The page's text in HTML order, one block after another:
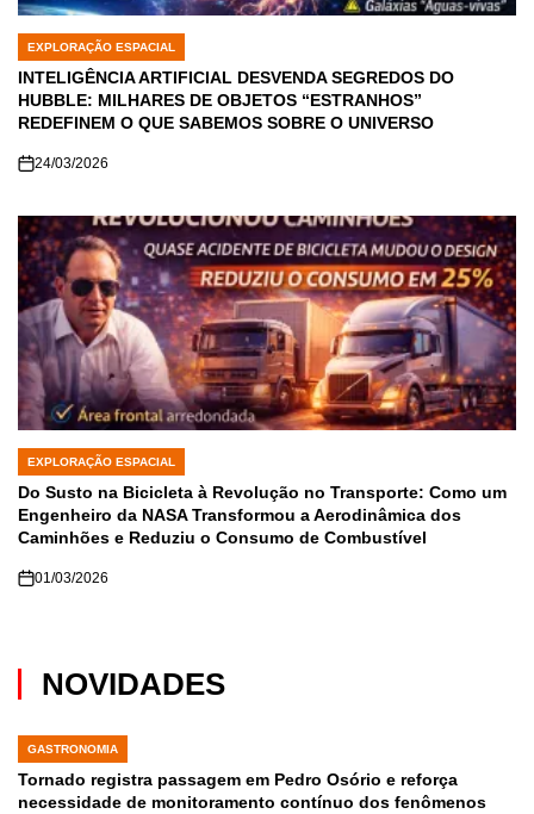
POSTED
IN
EXPLORAÇÃO ESPACIAL
INTELIGÊNCIA ARTIFICIAL DESVENDA SEGREDOS DO
HUBBLE: MILHARES DE OBJETOS “ESTRANHOS”
REDEFINEM O QUE SABEMOS SOBRE O UNIVERSO
24/03/2026
POSTED
IN
EXPLORAÇÃO ESPACIAL
Do Susto na Bicicleta à Revolução no Transporte: Como um
Engenheiro da NASA Transformou a Aerodinâmica dos
Caminhões e Reduziu o Consumo de Combustível
01/03/2026
NOVIDADES
POSTED
IN
GASTRONOMIA
Tornado registra passagem em Pedro Osório e reforça
necessidade de monitoramento contínuo dos fenômenos